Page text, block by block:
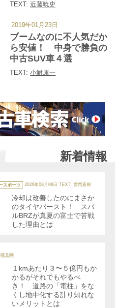
TEXT: 近藤暁史
ブームなのに不人気だか
ら安値！ 中身で勝負の
中古SUV車４選
TEXT: 小鮒康一
2019年01月23日
新着情報
スポーツ 2026年08月08日 TEXT: 雪岡直樹
冷却は改善したのにまさか
のタイヤバースト！ スバ
ルBRZが真夏の富士で苦戦
した理由とは
直嗣
１kmあたり３〜５億円もか
かるがそれでもやるべ
き！ 道路の「電柱」をな
くし地中化する計り知れな
いメリットとは